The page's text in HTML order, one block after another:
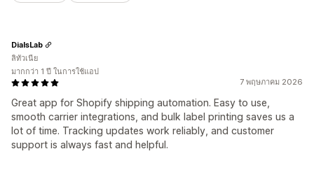
7 พฤษภาคม 2026
Great app for Shopify shipping automation. Easy to use,
smooth carrier integrations, and bulk label printing saves us a
lot of time. Tracking updates work reliably, and customer
support is always fast and helpful.
DialsLab
ลิทัวเนีย
มากกว่า 1 ปี ในการใช้แอป